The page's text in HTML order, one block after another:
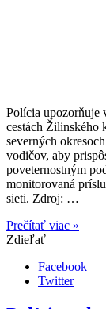
Polícia upozorňuje
cestách Žilinského
severných
vodičov, aby
poveternostným
monitorovaná
sieti. Zdroj: …
Prečítať viac »
Zdieľať
Facebook
Twitter